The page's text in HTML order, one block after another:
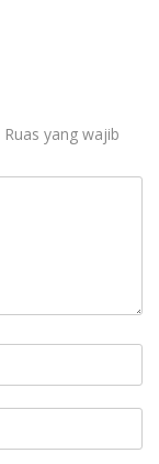
Ruas yang wajib